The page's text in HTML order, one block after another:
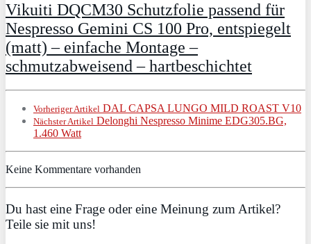
Vikuiti DQCM30 Schutzfolie passend für
Nespresso Gemini CS 100 Pro, entspiegelt
(matt) – einfache Montage –
schmutzabweisend – hartbeschichtet
Vorheriger Artikel DAL CAPSA LUNGO MILD ROAST V10
Nächster Artikel Delonghi Nespresso Minime EDG305.BG,
1.460 Watt
Keine Kommentare vorhanden
Du hast eine Frage oder eine Meinung zum Artikel?
Teile sie mit uns!